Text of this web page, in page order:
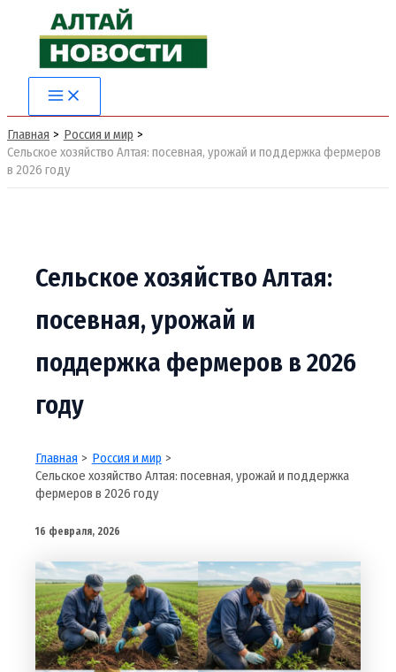
содержимому
Main
Menu
Главная
Россия и мир
Сельское хозяйство Алтая: посевная, урожай и поддержка фермеров
в 2026 году
Сельское хозяйство Алтая:
посевная, урожай и
поддержка фермеров в 2026
году
Главная
Россия и мир
Сельское хозяйство Алтая: посевная, урожай и поддержка
фермеров в 2026 году
16 февраля, 2026